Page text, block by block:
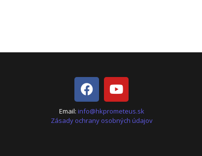
Email: info@hkprometeus.sk
Zásady ochrany osobných údajov